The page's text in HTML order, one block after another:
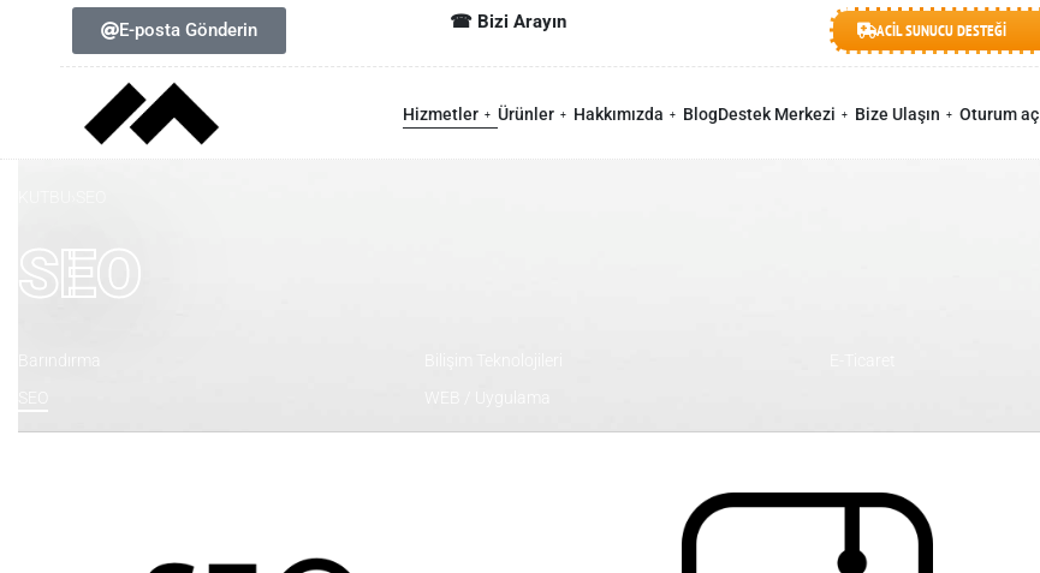
E-posta Gönderin ☎ Bizi Arayın
Türkiye 🇹🇷
USA 🇺🇸
ACİL SUNUCU DESTEĞİ
Hizmetler Ürünler Hakkımızda BlogDestek Merkezi Bize Ulaşın Oturum aç
SEO
Barındırma